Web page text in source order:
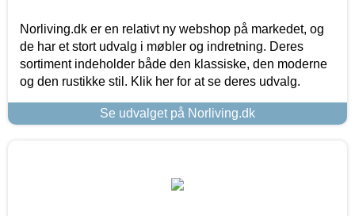
Norliving.dk er en relativt ny webshop på markedet, og
de har et stort udvalg i møbler og indretning. Deres
sortiment indeholder både den klassiske, den moderne
og den rustikke stil. Klik her for at se deres udvalg.
Se udvalget på Norliving.dk